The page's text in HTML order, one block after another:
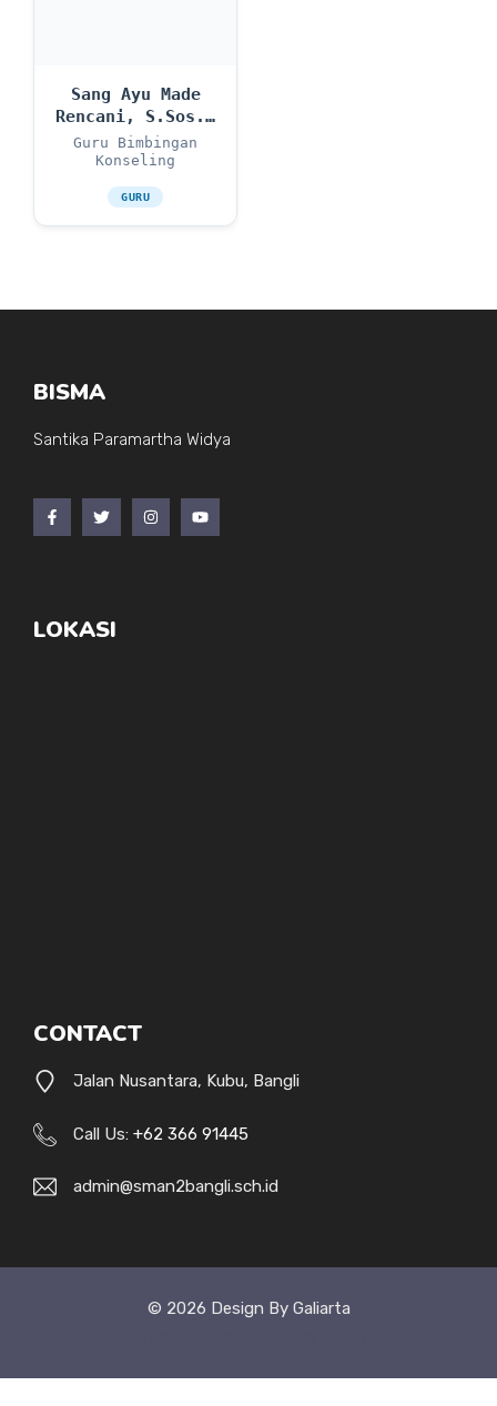
Sang Ayu Made
Rencani, S.Sos.,
M.M.Pub
Guru Bimbingan
Konseling
GURU
BISMA
Santika Paramartha Widya
LOKASI
CONTACT
Jalan Nusantara, Kubu, Bangli
Call Us: +62 366 91445
admin@sman2bangli.sch.id
© 2026 Design By Galiarta